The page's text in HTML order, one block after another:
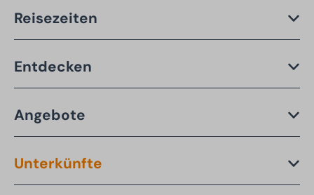
Reisezeiten
Entdecken
Angebote
Unterkünfte